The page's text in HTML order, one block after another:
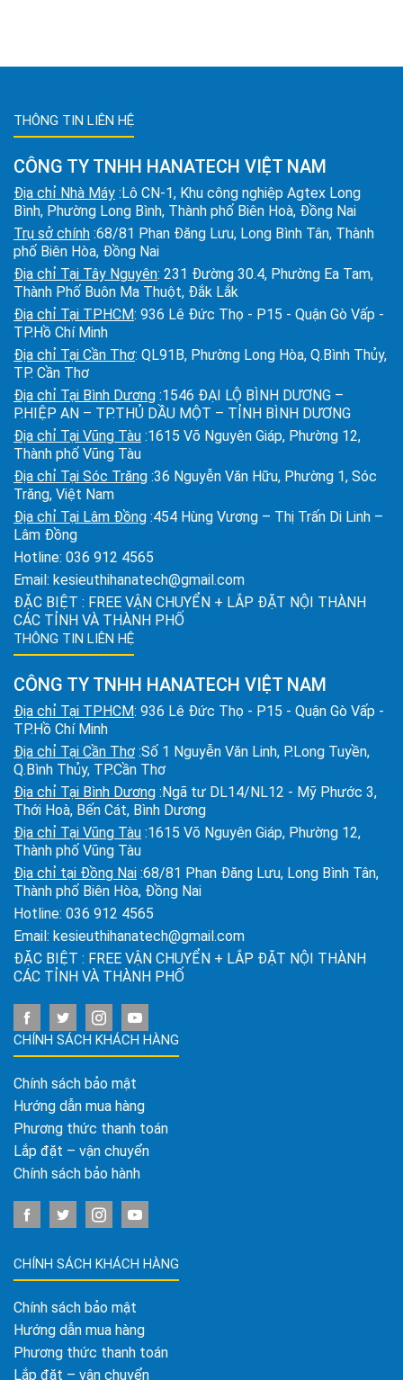
THÔNG TIN LIÊN HỆ
CÔNG TY TNHH HANATECH VIỆT NAM
Địa chỉ Nhà Máy :Lô CN-1, Khu công nghiệp Agtex Long
Bình, Phường Long Bình, Thành phố Biên Hoà, Đồng Nai
Trụ sở chính :68/81 Phan Đăng Lưu, Long Bình Tân, Thành
phố Biên Hòa, Đồng Nai
Địa chỉ Tại Tây Nguyên: 231 Đường 30.4, Phường Ea Tam,
Thành Phố Buôn Ma Thuột, Đắk Lắk
Địa chỉ Tại TPHCM: 936 Lê Đức Thọ - P15 - Quận Gò Vấp -
TP.Hồ Chí Minh
Địa chỉ Tại Cần Thơ: QL91B, Phường Long Hòa, Q.Bình Thủy,
TP. Cần Thơ
Địa chỉ Tại Bình Dương :1546 ĐẠI LỘ BÌNH DƯƠNG –
P.HIỆP AN – TP.THỦ DẦU MỘT – TỈNH BÌNH DƯƠNG
Địa chỉ Tại Vũng Tàu :1615 Võ Nguyên Giáp, Phường 12,
Thành phố Vũng Tàu
Địa chỉ Tại Sóc Trăng :36 Nguyễn Văn Hữu, Phường 1, Sóc
Trăng, Việt Nam
Địa chỉ Tại Lâm Đồng :454 Hùng Vương – Thị Trấn Di Linh –
Lâm Đồng
Hotline: 036 912 4565
Email: kesieuthihanatech@gmail.com
ĐẶC BIỆT : FREE VẬN CHUYỂN + LẮP ĐẶT NỘI THÀNH
CÁC TỈNH VÀ THÀNH PHỐ
THÔNG TIN LIÊN HỆ
CÔNG TY TNHH HANATECH VIỆT NAM
Địa chỉ Tại TPHCM: 936 Lê Đức Thọ - P15 - Quận Gò Vấp -
TP.Hồ Chí Minh
Địa chỉ Tại Cần Thơ :Số 1 Nguyễn Văn Linh, P.Long Tuyền,
Q.Bình Thủy, TP.Cần Thơ
Địa chỉ Tại Bình Dương :Ngã tư DL14/NL12 - Mỹ Phước 3,
Thới Hoà, Bến Cát, Bình Dương
Địa chỉ Tại Vũng Tàu :1615 Võ Nguyên Giáp, Phường 12,
Thành phố Vũng Tàu
Địa chỉ tại Đồng Nai :68/81 Phan Đăng Lưu, Long Bình Tân,
Thành phố Biên Hòa, Đồng Nai
Hotline: 036 912 4565
Email: kesieuthihanatech@gmail.com
ĐẶC BIỆT : FREE VẬN CHUYỂN + LẮP ĐẶT NỘI THÀNH
CÁC TỈNH VÀ THÀNH PHỐ
CHÍNH SÁCH KHÁCH HÀNG
Chính sách bảo mật
Hướng dẫn mua hàng
Phương thức thanh toán
Lắp đặt – vận chuyển
Chính sách bảo hành
CHÍNH SÁCH KHÁCH HÀNG
Chính sách bảo mật
Hướng dẫn mua hàng
Phương thức thanh toán
Lắp đặt – vận chuyển